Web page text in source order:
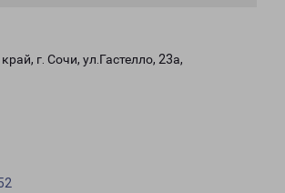
г. Сочи, ул.Гастелло, 23а,